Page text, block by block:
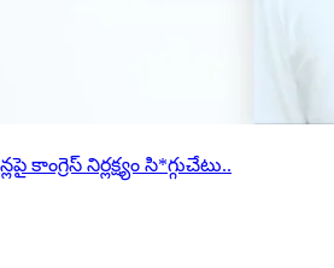
కాంగ్రెస్ నిర్లక్ష్యం సి*గ్గుచేటు..